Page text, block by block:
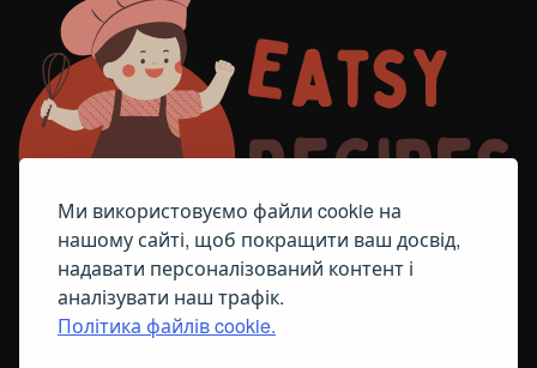
Ми використовуємо файли cookie на
нашому сайті, щоб покращити ваш досвід,
надавати персоналізований контент і
аналізувати наш трафік.
Політика файлів cookie.